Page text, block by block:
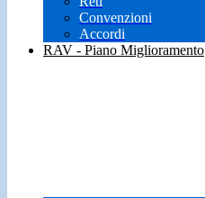
Convenzioni
Accordi
RAV - Piano Miglioramento